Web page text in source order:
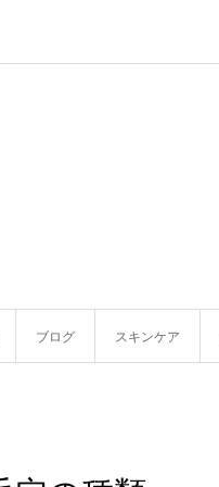
ブログ スキンケア